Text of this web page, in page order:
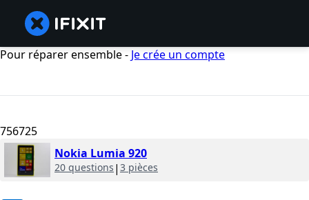
Pour réparer ensemble - Je crée un compte
756725
Nokia Lumia 920
20 questions | 3 pièces